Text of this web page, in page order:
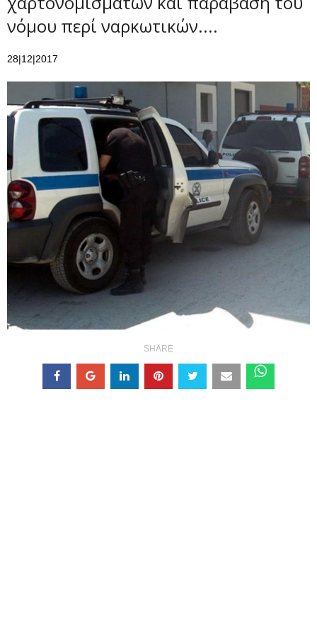
νόμου περί ναρκωτικών....
28|12|2017
SHARE